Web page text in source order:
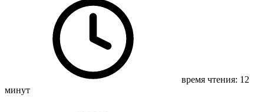
время чтения: 12
минут